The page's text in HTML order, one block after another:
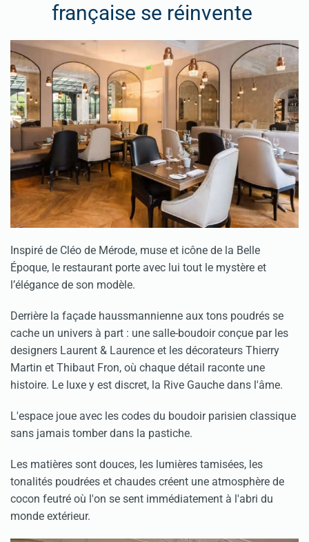
française se réinvente
Inspiré de Cléo de Mérode, muse et icône de la Belle
Époque, le restaurant porte avec lui tout le mystère et
l’élégance de son modèle.
Derrière la façade haussmannienne aux tons poudrés se
cache un univers à part : une salle-boudoir conçue par les
designers Laurent & Laurence et les décorateurs Thierry
Martin et Thibaut Fron, où chaque détail raconte une
histoire. Le luxe y est discret, la Rive Gauche dans l'âme.
L'espace joue avec les codes du boudoir parisien classique
sans jamais tomber dans la pastiche.
Les matières sont douces, les lumières tamisées, les
tonalités poudrées et chaudes créent une atmosphère de
cocon feutré où l'on se sent immédiatement à l'abri du
monde extérieur.